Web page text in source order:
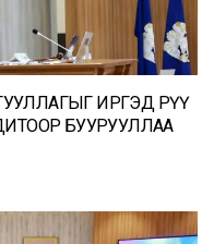
ИРГЭД РҮҮ
БУУРУУЛЛАА